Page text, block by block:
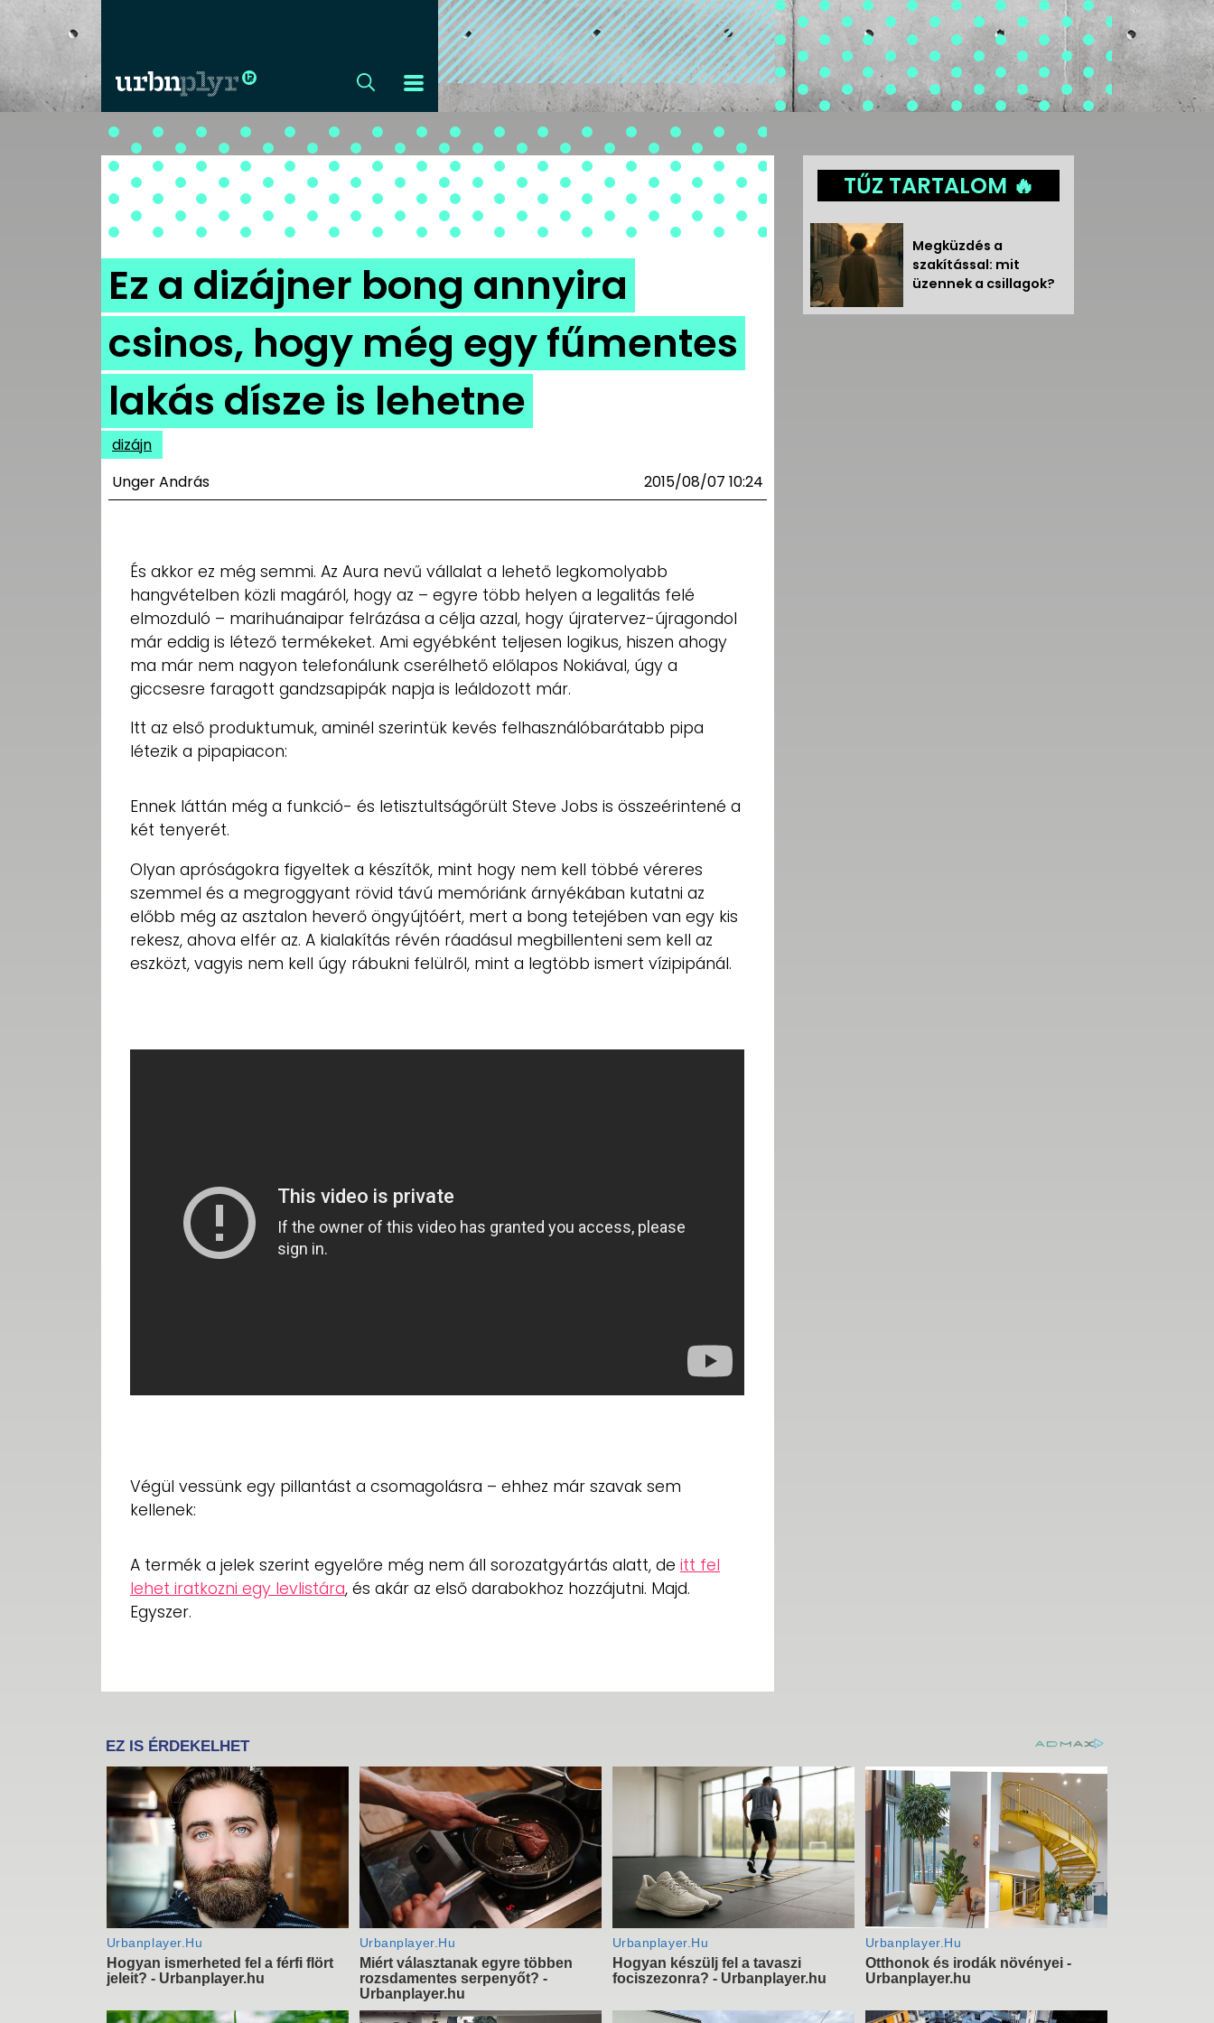
CÍMLAP
DIZÁJN
DIVAT
HIP
KULT
UTCA
MÉDIAAJÁNLAT
TÁJÉKOZTATÓ
Ez a dizájner bong annyira
csinos, hogy még egy fűmentes
lakás dísze is lehetne
dizájn
Unger András
2015/08/07 10:24
És akkor ez még semmi. Az Aura nevű vállalat a lehető legkomolyabb
hangvételben közli magáról, hogy az – egyre több helyen a legalitás felé
elmozduló – marihuánaipar felrázása a célja azzal, hogy újratervez-újragondol
már eddig is létező termékeket. Ami egyébként teljesen logikus, hiszen ahogy
ma már nem nagyon telefonálunk cserélhető előlapos Nokiával, úgy a
giccsesre faragott gandzsapipák napja is leáldozott már.
Itt az első produktumuk, aminél szerintük kevés felhasználóbarátabb pipa
létezik a pipapiacon:
Ennek láttán még a funkció- és letisztultságőrült Steve Jobs is összeérintené a
két tenyerét.
Olyan apróságokra figyeltek a készítők, mint hogy nem kell többé véreres
szemmel és a megroggyant rövid távú memóriánk árnyékában kutatni az
előbb még az asztalon heverő öngyújtóért, mert a bong tetejében van egy kis
rekesz, ahova elfér az. A kialakítás révén ráadásul megbillenteni sem kell az
eszközt, vagyis nem kell úgy rábukni felülről, mint a legtöbb ismert vízipipánál.
Végül vessünk egy pillantást a csomagolásra – ehhez már szavak sem
kellenek:
A termék a jelek szerint egyelőre még nem áll sorozatgyártás alatt, de itt fel
lehet iratkozni egy levlistára, és akár az első darabokhoz hozzájutni. Majd.
Egyszer.
TŰZ TARTALOM 🔥
Megküzdés a
szakítással: mit
üzennek a csillagok?